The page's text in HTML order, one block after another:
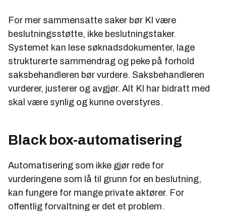
For mer sammensatte saker bør KI være
beslutningsstøtte, ikke beslutningstaker.
Systemet kan lese søknadsdokumenter, lage
strukturerte sammendrag og peke på forhold
saksbehandleren bør vurdere. Saksbehandleren
vurderer, justerer og avgjør. Alt KI har bidratt med
skal være synlig og kunne overstyres.
Black box-automatisering
Automatisering som ikke gjør rede for
vurderingene som lå til grunn for en beslutning,
kan fungere for mange private aktører. For
offentlig forvaltning er det et problem.